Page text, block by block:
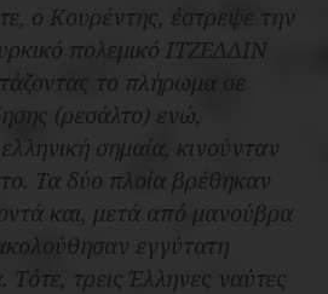
ο Κουρέντης, έστρεψε την
πολεμικό ΙΤΖΕΔΔΙΝ
το πλήρωμα σε
(ρεσάλτο) ενώ,
σημαία, κινούνταν
Τα δύο πλοία βρέθηκαν
και, μετά από μανούβρα
εγγύτατη
τρεις Έλληνες ναύτες